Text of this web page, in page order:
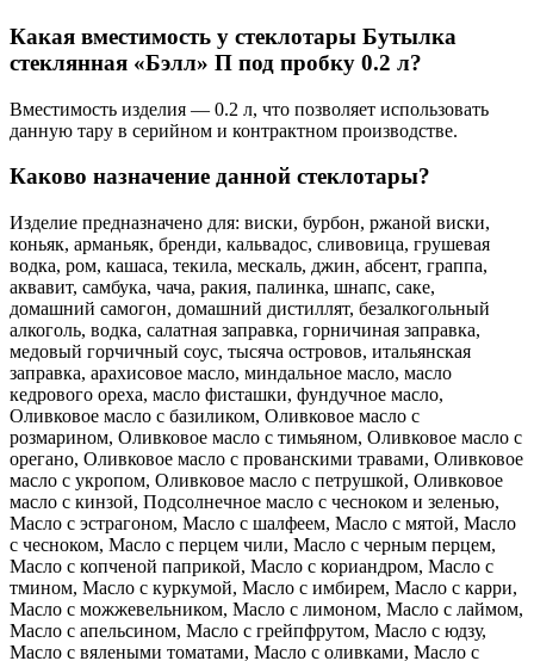
Какая вместимость у стеклотары Бутылка
стеклянная «Бэлл» П под пробку 0.2 л?
Вместимость изделия — 0.2 л, что позволяет использовать
данную тару в серийном и контрактном производстве.
Каково назначение данной стеклотары?
Изделие предназначено для: виски, бурбон, ржаной виски,
коньяк, арманьяк, бренди, кальвадос, сливовица, грушевая
водка, ром, кашаса, текила, мескаль, джин, абсент, граппа,
аквавит, самбука, чача, ракия, палинка, шнапс, саке,
домашний самогон, домашний дистиллят, безалкогольный
алкоголь, водка, салатная заправка, горничиная заправка,
медовый горчичный соус, тысяча островов, итальянская
заправка, арахисовое масло, миндальное масло, масло
кедрового ореха, масло фисташки, фундучное масло,
Оливковое масло с базиликом, Оливковое масло с
розмарином, Оливковое масло с тимьяном, Оливковое масло с
орегано, Оливковое масло с прованскими травами, Оливковое
масло с укропом, Оливковое масло с петрушкой, Оливковое
масло с кинзой, Подсолнечное масло с чесноком и зеленью,
Масло с эстрагоном, Масло с шалфеем, Масло с мятой, Масло
с чесноком, Масло с перцем чили, Масло с черным перцем,
Масло с копченой паприкой, Масло с кориандром, Масло с
тмином, Масло с куркумой, Масло с имбирем, Масло с карри,
Масло с можжевельником, Масло с лимоном, Масло с лаймом,
Масло с апельсином, Масло с грейпфрутом, Масло с юдзу,
Масло с вялеными томатами, Масло с оливками, Масло с